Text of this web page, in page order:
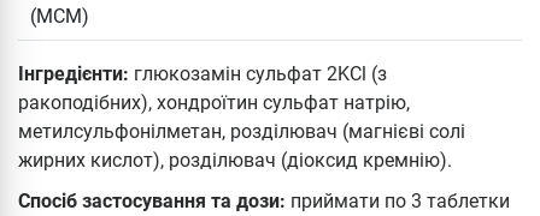
(МСМ)
Інгредієнти: глюкозамін сульфат 2KCl (з
ракоподібних), хондроїтин сульфат натрію,
метилсульфонілметан, розділювач (магнієві солі
жирних кислот), розділювач (діоксид кремнію).
Спосіб застосування та дози: приймати по 3 таблетки